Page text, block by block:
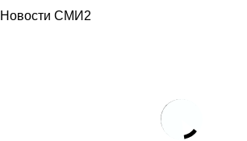
самолет из России приземлился в
Россияне смогут купить туры в
сниженной стоимости при одном
Новости СМИ2